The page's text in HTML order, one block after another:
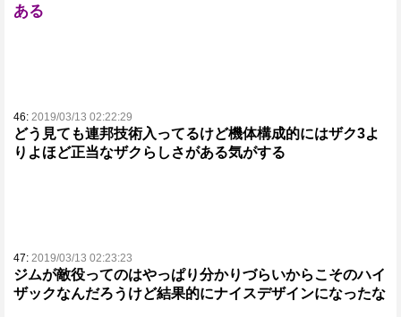
ある
46: 2019/03/13 02:22:29
どう見ても連邦技術入ってるけど機体構成的にはザク3よ
りよほど正当なザクらしさがある気がする
47: 2019/03/13 02:23:23
ジムが敵役ってのはやっぱり分かりづらいからこそのハイ
ザックなんだろうけど結果的にナイスデザインになったな